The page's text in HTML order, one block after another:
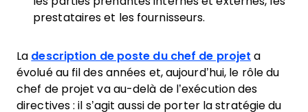
prestataires et les fournisseurs.
La description de poste du chef de projet a
évolué au fil des années et, aujourd’hui, le rôle du
chef de projet va au-delà de l’exécution des
directives : il s’agit aussi de porter la stratégie du